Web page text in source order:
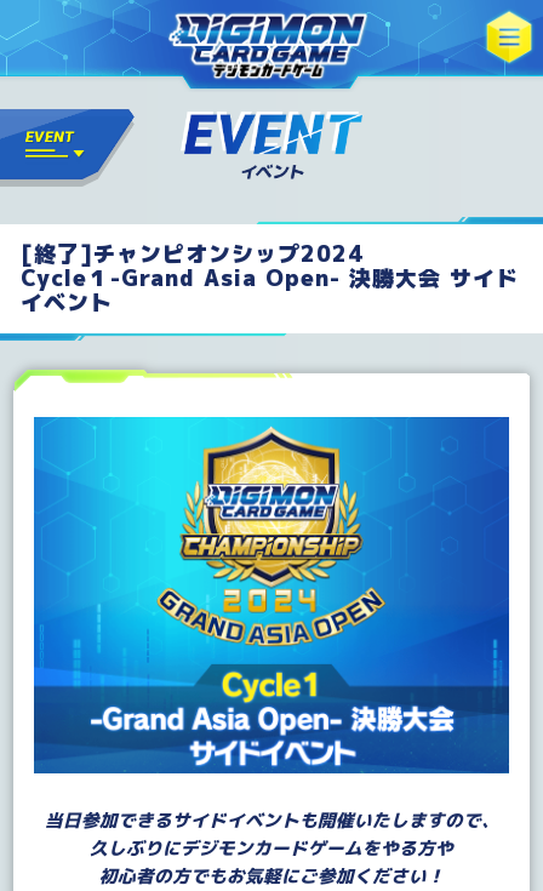
[終了]チャンピオンシップ2024
Cycle１-Grand Asia Open- 決勝大会 サイド
イベント
当日参加できるサイドイベントも開催いたしますので、
久しぶりにデジモンカードゲームをやる方や
初心者の方でもお気軽にご参加ください！